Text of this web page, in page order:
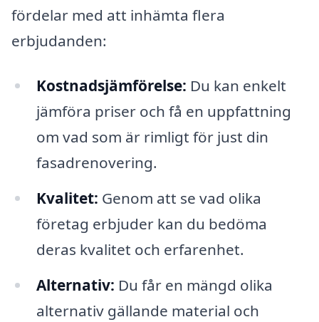
fördelar med att inhämta flera
erbjudanden:
Kostnadsjämförelse: Du kan enkelt
jämföra priser och få en uppfattning
om vad som är rimligt för just din
fasadrenovering.
Kvalitet: Genom att se vad olika
företag erbjuder kan du bedöma
deras kvalitet och erfarenhet.
Alternativ: Du får en mängd olika
alternativ gällande material och